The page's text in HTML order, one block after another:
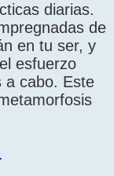
diarias.
de
en tu ser, y
esfuerzo
a cabo. Este